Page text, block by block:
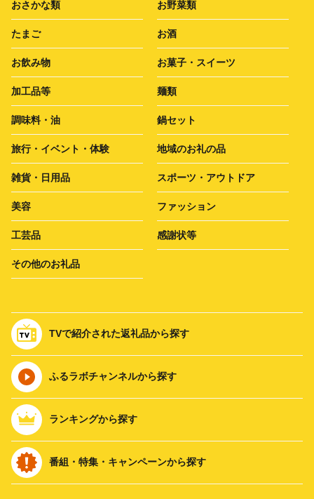
おさかな類 お野菜類
たまご お酒
お飲み物 お菓子・スイーツ
加工品等 麺類
調味料・油 鍋セット
旅行・イベント・体験 地域のお礼の品
雑貨・日用品 スポーツ・アウトドア
美容 ファッション
工芸品 感謝状等
その他のお礼品
TVで紹介された返礼品から探す
ふるラボチャンネルから探す
ランキングから探す
番組・特集・キャンペーンから探す